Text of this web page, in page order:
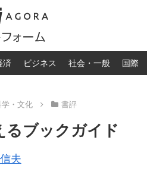
済 ビジネス 社会・一般 国際
学・文化 書評
るブックガイド
夫